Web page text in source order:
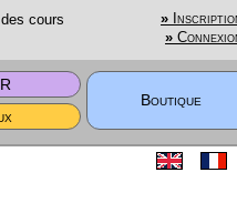
cours
»
»
Boutique